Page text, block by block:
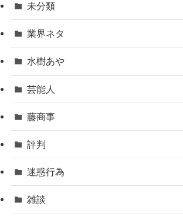
未分類
業界ネタ
水樹あや
芸能人
藤商事
評判
迷惑行為
雑談